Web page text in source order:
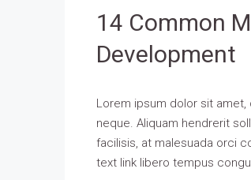
14 Common
Development
Lorem ipsum dolor sit
neque. Aliquam hendrerit
facilisis, at malesuada orci
text link libero tempus